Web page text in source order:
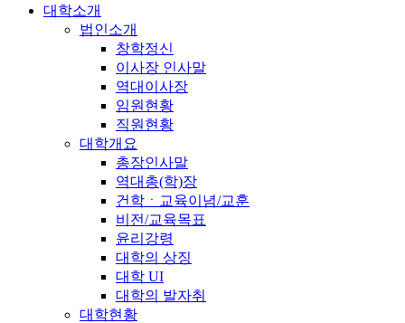
대학소개
법인소개
창학정신
이사장 인사말
역대이사장
임원현황
직원현황
대학개요
총장인사말
역대총(학)장
건학ㆍ교육이념/교훈
비전/교육목표
윤리강령
대학의 상징
대학 UI
대학의 발자취
대학현황